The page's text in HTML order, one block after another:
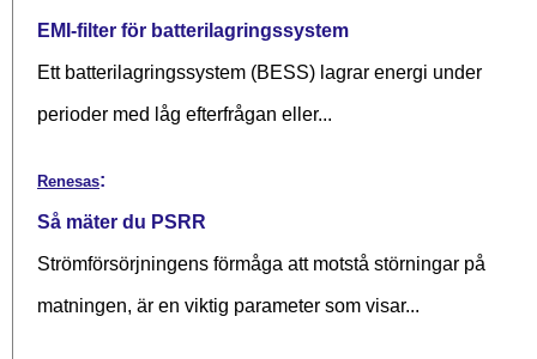
EMI-filter för batterilagringssystem
Ett batterilagringssystem (BESS) lagrar energi under
perioder med låg efterfrågan eller...
Renesas:
Så mäter du PSRR
Strömförsörjningens förmåga att motstå störningar på
matningen, är en viktig parameter som visar...